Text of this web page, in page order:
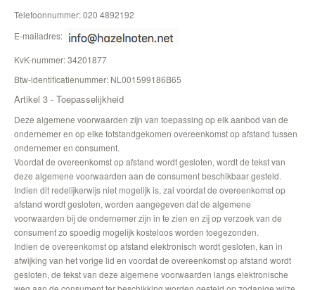
Telefoonnummer: 020 4892192
E-mailadres:
KvK-nummer: 34201877
Btw-identificatienummer: NL001599186B65
Artikel 3 - Toepasselijkheid
Deze algemene voorwaarden zijn van toepassing op elk aanbod van de
ondernemer en op elke totstandgekomen overeenkomst op afstand tussen
ondernemer en consument.
Voordat de overeenkomst op afstand wordt gesloten, wordt de tekst van
deze algemene voorwaarden aan de consument beschikbaar gesteld.
Indien dit redelijkerwijs niet mogelijk is, zal voordat de overeenkomst op
afstand wordt gesloten, worden aangegeven dat de algemene
voorwaarden bij de ondernemer zijn in te zien en zij op verzoek van de
consument zo spoedig mogelijk kosteloos worden toegezonden.
Indien de overeenkomst op afstand elektronisch wordt gesloten, kan in
afwijking van het vorige lid en voordat de overeenkomst op afstand wordt
gesloten, de tekst van deze algemene voorwaarden langs elektronische